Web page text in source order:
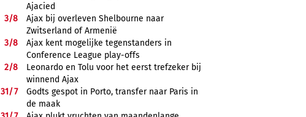
Ajacied
3/8
Ajax bij overleven Shelbourne naar
Zwitserland of Armenië
3/8
Ajax kent mogelijke tegenstanders in
Conference League play-offs
2/8
Leonardo en Tolu voor het eerst trefzeker bij
winnend Ajax
31/7
Godts gespot in Porto, transfer naar Paris in
de maak